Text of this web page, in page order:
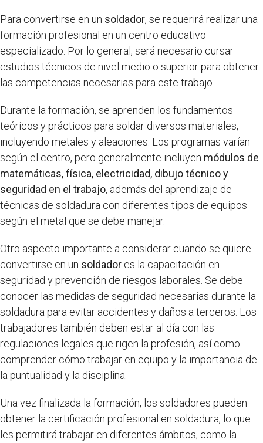
Para convertirse en un soldador, se requerirá realizar una
formación profesional en un centro educativo
especializado. Por lo general, será necesario cursar
estudios técnicos de nivel medio o superior para obtener
las competencias necesarias para este trabajo.
Durante la formación, se aprenden los fundamentos
teóricos y prácticos para soldar diversos materiales,
incluyendo metales y aleaciones. Los programas varían
según el centro, pero generalmente incluyen módulos de
matemáticas, física, electricidad, dibujo técnico y
seguridad en el trabajo, además del aprendizaje de
técnicas de soldadura con diferentes tipos de equipos
según el metal que se debe manejar.
Otro aspecto importante a considerar cuando se quiere
convertirse en un soldador es la capacitación en
seguridad y prevención de riesgos laborales. Se debe
conocer las medidas de seguridad necesarias durante la
soldadura para evitar accidentes y daños a terceros. Los
trabajadores también deben estar al día con las
regulaciones legales que rigen la profesión, así como
comprender cómo trabajar en equipo y la importancia de
la puntualidad y la disciplina.
Una vez finalizada la formación, los soldadores pueden
obtener la certificación profesional en soldadura, lo que
les permitirá trabajar en diferentes ámbitos, como la